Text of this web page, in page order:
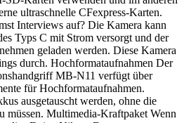
ultraschnelle CFexpress-Karten.
Interviews auf? Die Kamera kann
Typs C mit Strom versorgt und der
geladen werden. Diese Kamera
durch. Hochformataufnahmen Der
MB-N11 verfügt über
für Hochformataufnahmen.
ausgetauscht werden, ohne die
müssen. Multimedia-Kraftpaket Wenn